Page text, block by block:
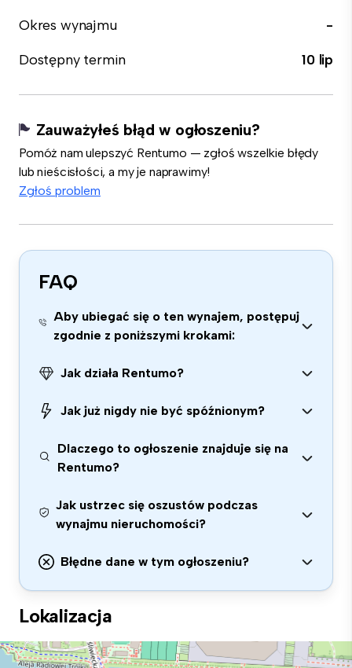
Okres wynajmu
-
Dostępny termin
10 lip
Zauważyłeś błąd w ogłoszeniu?
Pomóż nam ulepszyć Rentumo — zgłoś wszelkie błędy
lub nieścisłości, a my je naprawimy!
Zgłoś problem
FAQ
Aby ubiegać się o ten wynajem, postępuj
zgodnie z poniższymi krokami:
Jak działa Rentumo?
Jak już nigdy nie być spóźnionym?
Dlaczego to ogłoszenie znajduje się na
Rentumo?
Jak ustrzec się oszustów podczas
wynajmu nieruchomości?
Błędne dane w tym ogłoszeniu?
Lokalizacja